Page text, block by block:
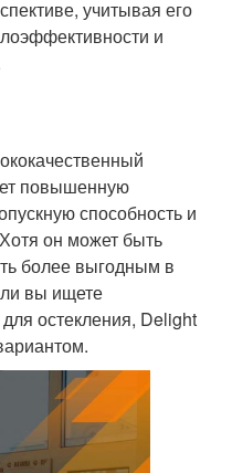
учитывая его
и
повышенную
способность и
он может быть
более выгодным в
вы ищете
остекления, Delight